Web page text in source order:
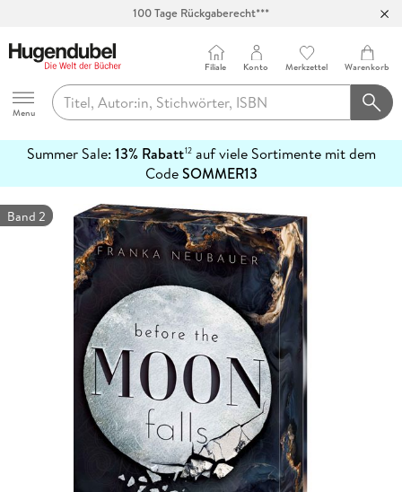
100 Tage Rückgaberecht***
Hugendubel
Menu
Filiale Konto Merkzettel Warenkorb
Summer Sale: 13% Rabatt12auf viele Sortimente mit dem
CodeSOMMER13
erfahren
Band 2